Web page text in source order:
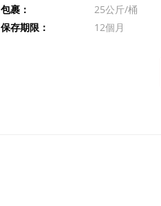
包裹：
25公斤/桶
保存期限：
12個月